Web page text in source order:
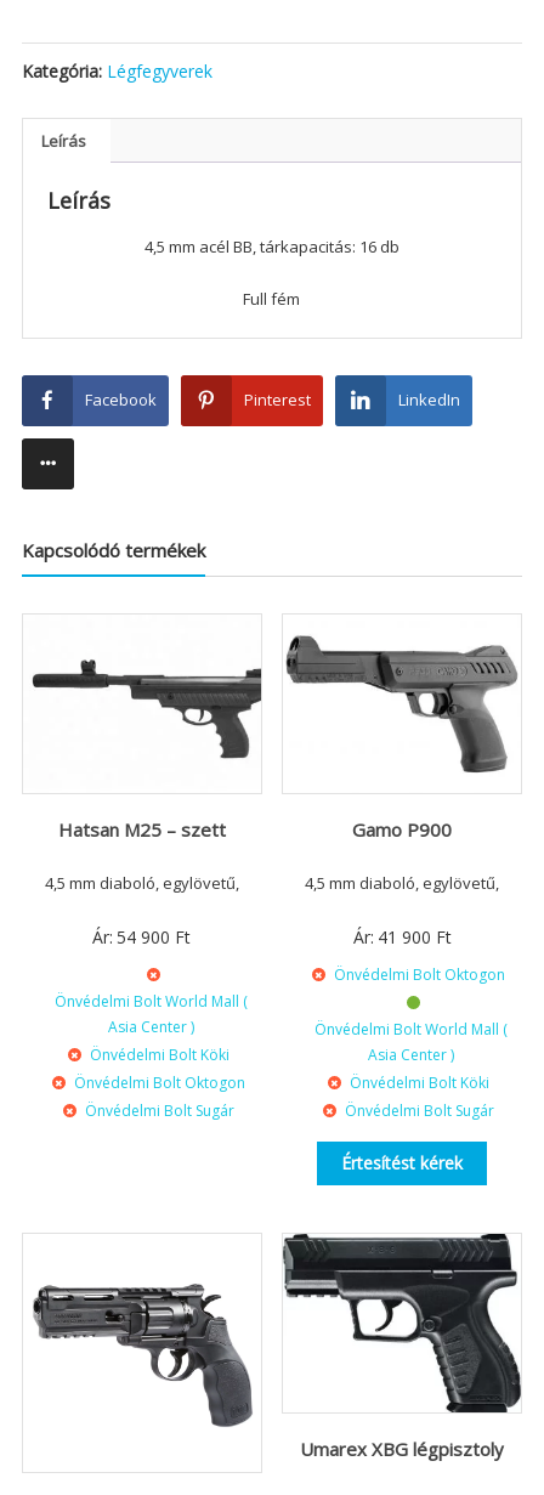
Kategória: Légfegyverek
Leírás
Leírás
4,5 mm acél BB, tárkapacitás: 16 db
Full fém
Facebook Pinterest LinkedIn
Kapcsolódó termékek
Hatsan M25 – szett
4,5 mm diaboló, egylövetű,
Ár: 54 900 Ft
Önvédelmi Bolt World Mall (
Asia Center )
Önvédelmi Bolt Köki
Önvédelmi Bolt Oktogon
Önvédelmi Bolt Sugár
Gamo P900
4,5 mm diaboló, egylövetű,
Ár: 41 900 Ft
Önvédelmi Bolt Oktogon
Önvédelmi Bolt World Mall (
Asia Center )
Önvédelmi Bolt Köki
Önvédelmi Bolt Sugár
Értesítést kérek
Umarex XBG légpisztoly